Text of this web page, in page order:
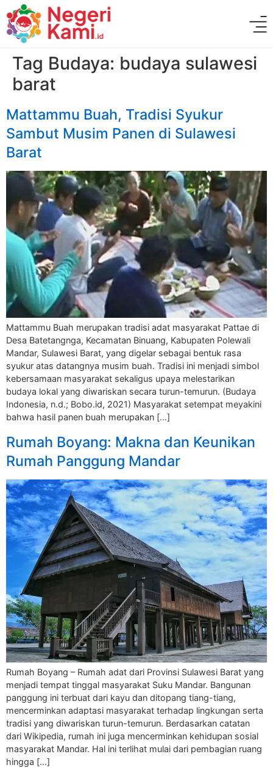
Tag Budaya: budaya sulawesi
barat
Mattammu Buah, Tradisi Syukur
Sambut Musim Panen di Sulawesi
Barat
Mattammu Buah merupakan tradisi adat masyarakat Pattae di
Desa Batetangnga, Kecamatan Binuang, Kabupaten Polewali
Mandar, Sulawesi Barat, yang digelar sebagai bentuk rasa
syukur atas datangnya musim buah. Tradisi ini menjadi simbol
kebersamaan masyarakat sekaligus upaya melestarikan
budaya lokal yang diwariskan secara turun-temurun. (Budaya
Indonesia, n.d.; Bobo.id, 2021) Masyarakat setempat meyakini
bahwa hasil panen buah merupakan […]
Rumah Boyang: Makna dan Keunikan
Rumah Panggung Mandar
Rumah Boyang – Rumah adat dari Provinsi Sulawesi Barat yang
menjadi tempat tinggal masyarakat Suku Mandar. Bangunan
panggung ini terbuat dari kayu dan ditopang tiang-tiang,
mencerminkan adaptasi masyarakat terhadap lingkungan serta
tradisi yang diwariskan turun-temurun. Berdasarkan catatan
dari Wikipedia, rumah ini juga mencerminkan kehidupan sosial
masyarakat Mandar. Hal ini terlihat mulai dari pembagian ruang
hingga […]